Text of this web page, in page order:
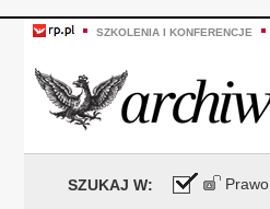
SZKOLENIA I KONFERENCJE
SZUKAJ W: Prawo